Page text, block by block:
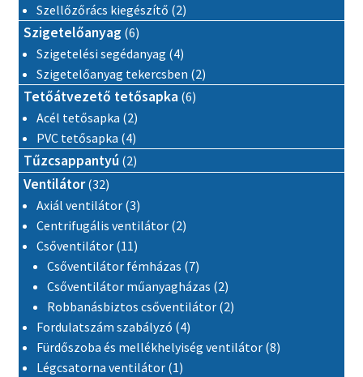
Szellőzőrács kiegészítő 22 termék
Szigetelőanyag 66 termék
Szigetelési segédanyag 44 termék
Szigetelőanyag tekercsben 22 termék
Tetőátvezető tetősapka 66 termék
Acél tetősapka 22 termék
PVC tetősapka 44 termék
Tűzcsappantyú 22 termék
Ventilátor 3232 termék
Axiál ventilátor 33 termék
Centrifugális ventilátor 22 termék
Csőventilátor 1111 termék
Csőventilátor fémházas 77 termék
Csőventilátor műanyagházas 22 termék
Robbanásbiztos csőventilátor 22 termék
Fordulatszám szabályzó 44 termék
Fürdőszoba és mellékhelyiség ventilátor 88 termék
Légcsatorna ventilátor 11 termék